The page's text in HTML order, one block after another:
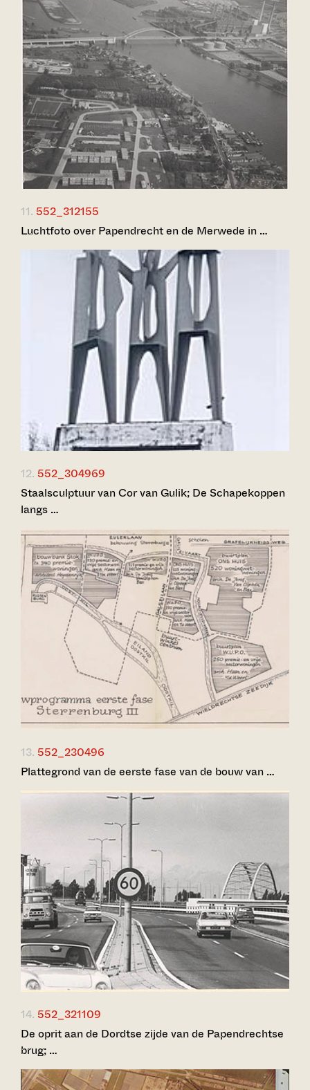
11. 552_312155
Luchtfoto over Papendrecht en de Merwede in …
12. 552_304969
Staalsculptuur van Cor van Gulik; De Schapekoppen
langs …
13. 552_230496
Plattegrond van de eerste fase van de bouw van …
14. 552_321109
De oprit aan de Dordtse zijde van de Papendrechtse
brug; …